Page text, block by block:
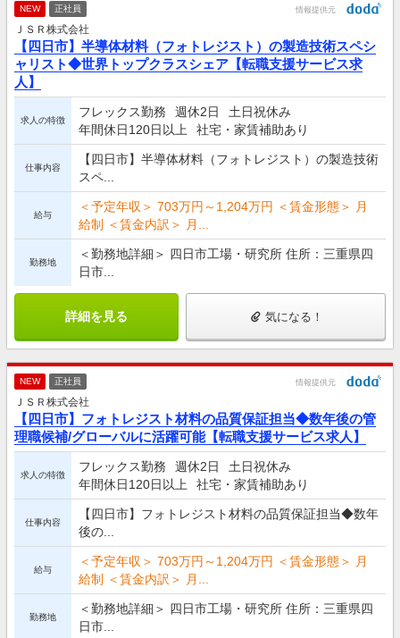
NEW 正社員 情報提供元
ＪＳＲ株式会社
【四日市】半導体材料（フォトレジスト）の製造技術スペシ
ャリスト◆世界トップクラスシェア【転職支援サービス求
人】
求人の特徴
フレックス勤務 週休2日
土日祝休み
年間休日120日以上
社宅・家賃補助あり
仕事内容
【四日市】半導体材料（フォトレジスト）の製造技術
スペ...
給与
＜予定年収＞ 703万円～1,204万円 ＜賃金形態＞ 月
給制 ＜賃金内訳＞ 月...
勤務地
＜勤務地詳細＞ 四日市工場・研究所 住所：三重県四
日市...
詳細を見る 気になる！
NEW 正社員 情報提供元
ＪＳＲ株式会社
【四日市】フォトレジスト材料の品質保証担当◆数年後の管
理職候補/グローバルに活躍可能【転職支援サービス求人】
求人の特徴
フレックス勤務 週休2日
土日祝休み
年間休日120日以上
社宅・家賃補助あり
仕事内容
【四日市】フォトレジスト材料の品質保証担当◆数年
後の...
給与
＜予定年収＞ 703万円～1,204万円 ＜賃金形態＞ 月
給制 ＜賃金内訳＞ 月...
勤務地
＜勤務地詳細＞ 四日市工場・研究所 住所：三重県四
日市...